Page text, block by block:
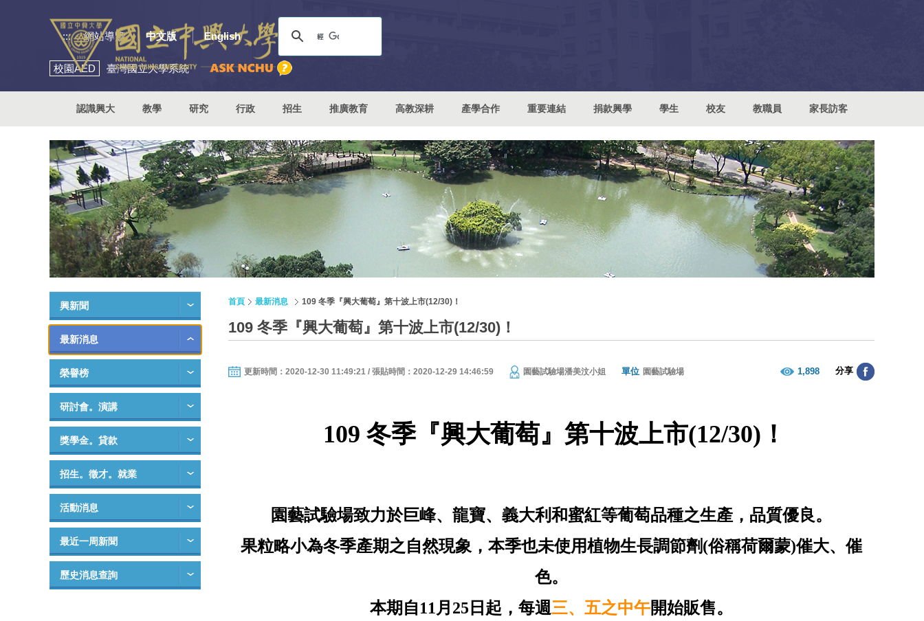
::: 網站導覽 中文版 English
校園AED 臺灣國立大學系統
認識興大 教學 研究 行政 招生 推廣教育 高教深耕 產學合作 重要連結 捐款興學 學生 校友 教職員 家長訪客
興新聞
最新消息
榮譽榜
研討會。演講
獎學金。貸款
招生。徵才。就業
活動消息
最近一周新聞
歷史消息查詢
首頁 最新消息 109 冬季『興大葡萄』第十波上市(12/30)！
109 冬季『興大葡萄』第十波上市(12/30)！
更新時間：2020-12-30 11:49:21 / 張貼時間：2020-12-29 14:46:59 園藝試驗場潘美汶小姐 單位 園藝試驗場 1,898 分享
109 冬季『興大葡萄』第十波上市(12/30) ！
園藝試驗場致力於巨峰、龍寶、義大利和蜜紅等葡萄品種之生產，品質優良。
果粒略小為冬季產期之自然現象，本季也未使用植物生長調節劑(俗稱荷爾蒙)催大、催
色。
本期自11月 25 日起，每週三、五之中午開始販售。